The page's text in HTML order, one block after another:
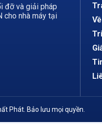
đỡ và giải pháp
cho nhà máy tại
Phát. Bảo lưu mọi quyền.